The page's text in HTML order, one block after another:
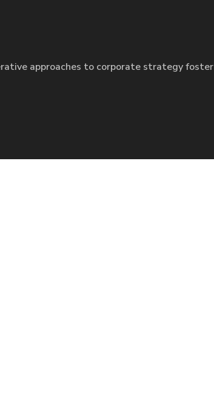
approaches to corporate strategy foster